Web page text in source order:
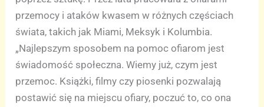
przemocy i ataków kwasem w różnych częściach
świata, takich jak Miami, Meksyk i Kolumbia.
„Najlepszym sposobem na pomoc ofiarom jest
świadomość społeczna. Wiemy już, czym jest
przemoc. Książki, filmy czy piosenki pozwalają
postawić się na miejscu ofiary, poczuć to, co ona